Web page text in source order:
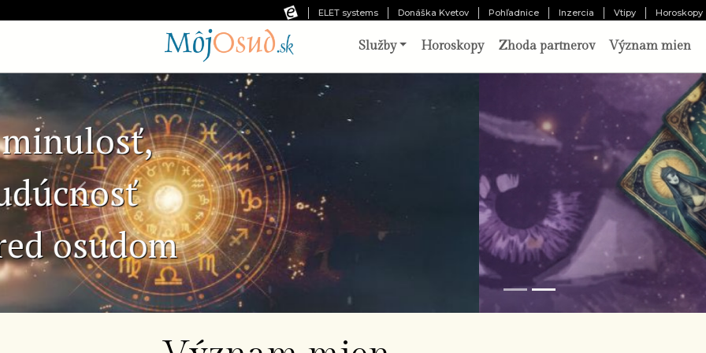
ELET systems Donáška Kvetov Pohľadnice Inzercia Vtipy Horoskopy
Služby Horoskopy Zhoda partnerov Význam mien
Čo vám pripravil osud?
Nechajte tri karty prehovoriť o vašej minulosti,
prítomnosti a budúcnosti. Výklad pripravený
Odhaliť
Predchádzajúca snímka